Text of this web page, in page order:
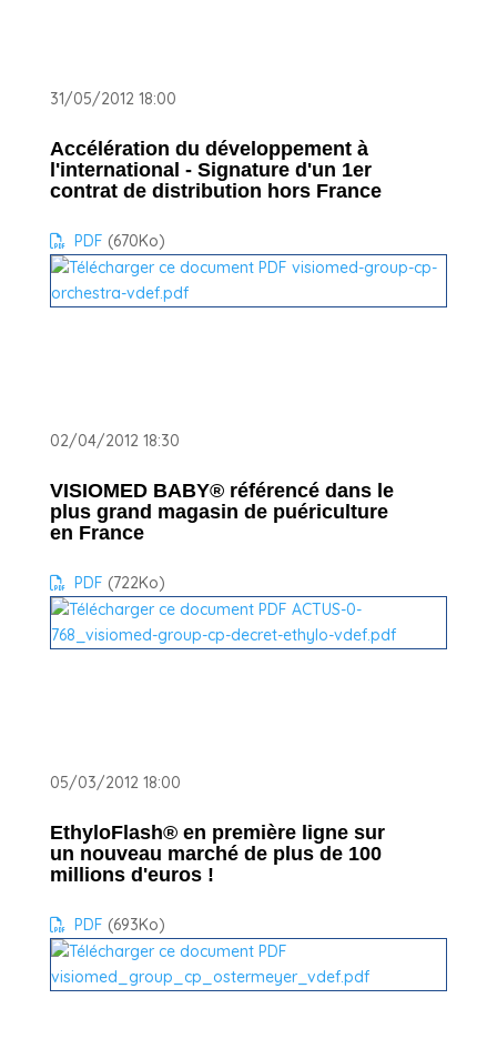
31/05/2012 18:00
Accélération du développement à
l'international - Signature d'un 1er
contrat de distribution hors France
PDF (670Ko)
02/04/2012 18:30
VISIOMED BABY® référencé dans le
plus grand magasin de puériculture
en France
PDF (722Ko)
05/03/2012 18:00
EthyloFlash® en première ligne sur
un nouveau marché de plus de 100
millions d'euros !
PDF (693Ko)